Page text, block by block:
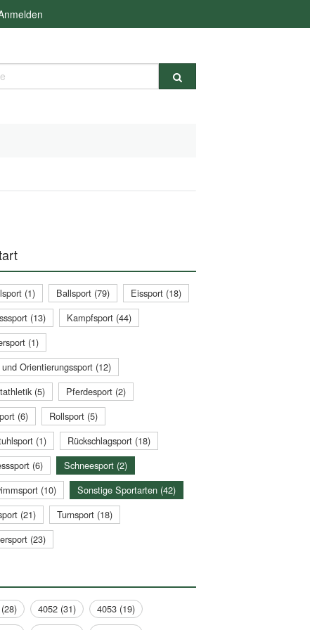
(1) Ballsport (79)
Eissport (18)
(13)
Kampfsport (44)
(1)
Orientierungssport (12)
(5)
Pferdesport (2)
(6)
Rollsport (5)
(1)
Rückschlagsport (18)
(6)
Schneesport (2)
(10)
Sonstige Sportarten (42)
(21)
Turnsport (18)
(23)
4052 (31)
4053 (19)